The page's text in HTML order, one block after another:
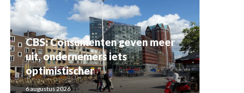
CBS: Consumenten geven meer
uit, ondernemers iets
optimistischer
6 augustus 2026